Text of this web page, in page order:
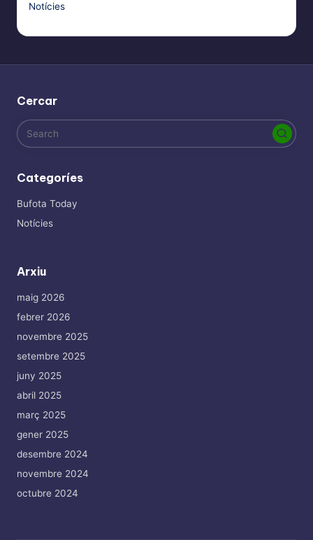
Notícies
Cercar
Categoríes
Bufota Today
Notícies
Arxiu
maig 2026
febrer 2026
novembre 2025
setembre 2025
juny 2025
abril 2025
març 2025
gener 2025
desembre 2024
novembre 2024
octubre 2024